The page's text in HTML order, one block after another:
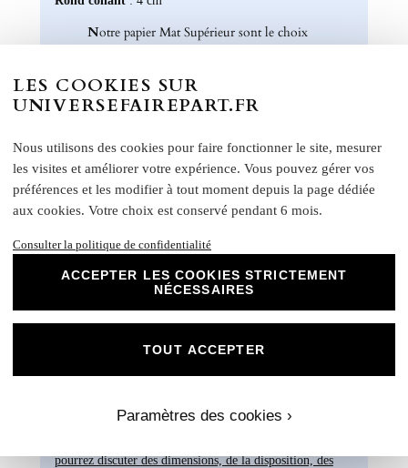
Notre papier Mat Supérieur sont le choix
remerciements et bien plus encore. Optez
pour ce papier de haute qualité pour un
marquera l'élégance de vos évènements
spéciaux. Laissez libre cours à votre
créativité et personnalisez nos papiers Mat
Supérieur pour créer des souvenirs uniques
Chez Universe Faire-part, nous mettons
tout en œuvre pour vous offrir des produits
d'exception qui répondent à vos attentes les
plus exigeantes. Faites confiance à notre
accompagner dans la réalisation de vos
visualiser un aperçu avec vos propres photos, textes et
pourrez discuter des dimensions, de la disposition, des
LES COOKIES SUR
UNIVERSEFAIREPART.FR
Nous utilisons des cookies pour faire fonctionner le site, mesurer
les visites et améliorer votre expérience. Vous pouvez gérer vos
préférences et les modifier à tout moment depuis la page dédiée
aux cookies. Votre choix est conservé pendant 6 mois.
Consulter la politique de confidentialité
ACCEPTER LES COOKIES STRICTEMENT
NÉCESSAIRES
Paramètres des cookies ›
TOUT ACCEPTER